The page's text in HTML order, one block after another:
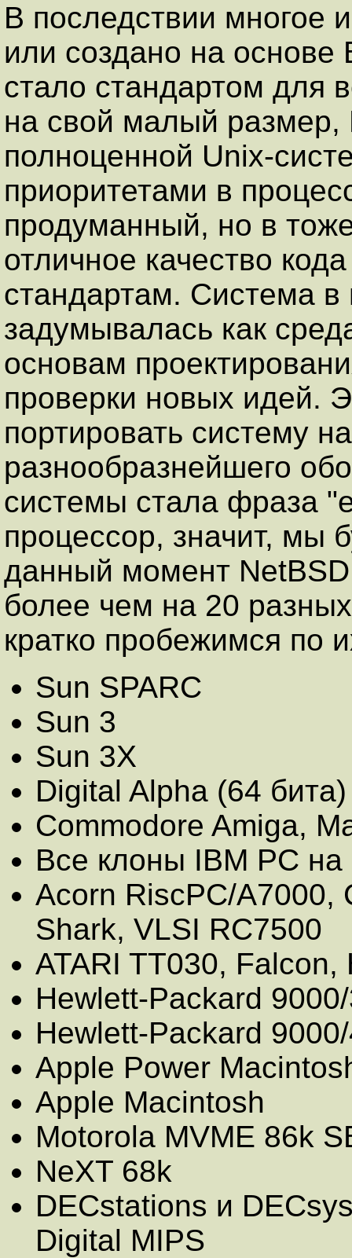
В последствии многое
или создано на основе
стало стандартом для
на свой малый размер,
полноценной Unix-
приоритетами в
продуманный, но в
отличное качество
стандартам. Система в
задумывалась как
основам
проверки новых идей.
портировать систему
разнообразнейшего
системы стала фраза
процессор, значит, мы
данный момент NetBSD
более чем на 20
кратко пробежимся по
Sun SPARC
Sun 3
Sun 3X
Digital Alpha (64 бита)
Commodore Amiga,
Все клоны IBM PC
Acorn RiscPC/A7000,
Shark, VLSI RC7500
ATARI TT030, Falcon,
Hewlett-Packard
Hewlett-Packard
Apple Power
Apple Macintosh
Motorola MVME 86k
NeXT 68k
DECstations и
Digital MIPS